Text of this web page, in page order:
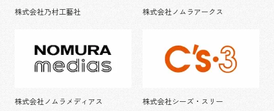
株式会社乃村工藝社 株式会社ノムラアークス
株式会社ノムラメディアス 株式会社シーズ・スリー